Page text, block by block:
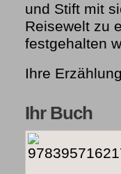
und Stift mit
Reisewelt zu
festgehalten
Ihre
Ihr Buch